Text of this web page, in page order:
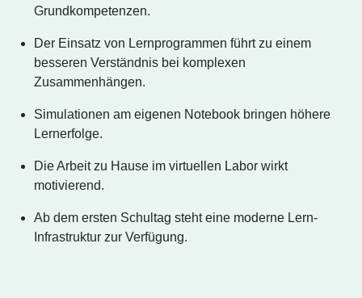
Grundkompetenzen.
Der Einsatz von Lernprogrammen führt zu einem
besseren Verständnis bei komplexen
Zusammenhängen.
Simulationen am eigenen Notebook bringen höhere
Lernerfolge.
Die Arbeit zu Hause im virtuellen Labor wirkt
motivierend.
Ab dem ersten Schultag steht eine moderne Lern-
Infrastruktur zur Verfügung.